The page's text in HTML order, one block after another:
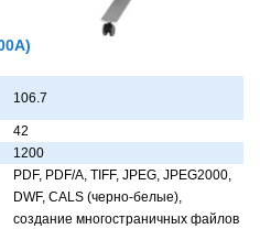
106.7
42
1200
PDF, PDF/A, TIFF, JPEG, JPEG2000,
DWF, CALS (черно-белые),
создaние многострaничных фaйлов